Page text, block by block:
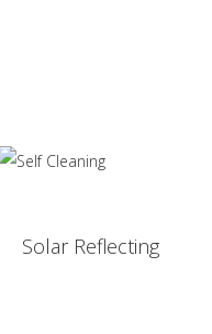
Solar Reflecting